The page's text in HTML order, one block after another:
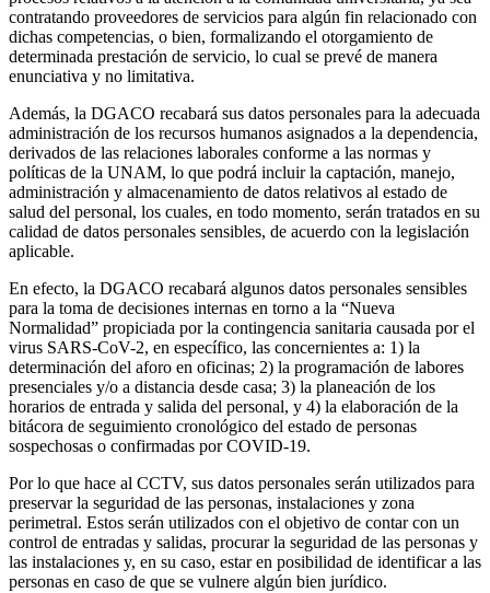
contratando proveedores de servicios para algún fin relacionado con
dichas competencias, o bien, formalizando el otorgamiento de
determinada prestación de servicio, lo cual se prevé de manera
enunciativa y no limitativa.
Además, la DGACO recabará sus datos personales para la adecuada
administración de los recursos humanos asignados a la dependencia,
derivados de las relaciones laborales conforme a las normas y
políticas de la UNAM, lo que podrá incluir la captación, manejo,
administración y almacenamiento de datos relativos al estado de
salud del personal, los cuales, en todo momento, serán tratados en su
calidad de datos personales sensibles, de acuerdo con la legislación
aplicable.
En efecto, la DGACO recabará algunos datos personales sensibles
para la toma de decisiones internas en torno a la “Nueva
Normalidad” propiciada por la contingencia sanitaria causada por el
virus SARS-CoV-2, en específico, las concernientes a: 1) la
determinación del aforo en oficinas; 2) la programación de labores
presenciales y/o a distancia desde casa; 3) la planeación de los
horarios de entrada y salida del personal, y 4) la elaboración de la
bitácora de seguimiento cronológico del estado de personas
sospechosas o confirmadas por COVID-19.
Por lo que hace al CCTV, sus datos personales serán utilizados para
preservar la seguridad de las personas, instalaciones y zona
perimetral. Estos serán utilizados con el objetivo de contar con un
control de entradas y salidas, procurar la seguridad de las personas y
las instalaciones y, en su caso, estar en posibilidad de identificar a las
personas en caso de que se vulnere algún bien jurídico.